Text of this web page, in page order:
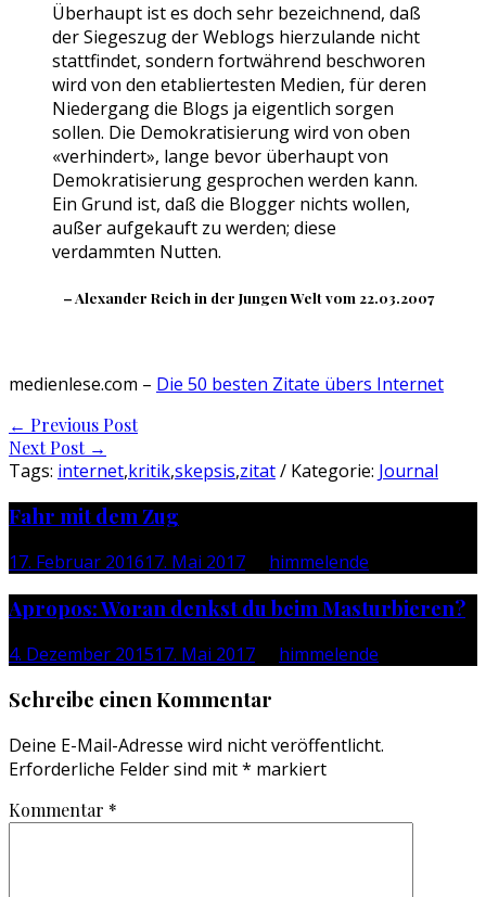
Überhaupt ist es doch sehr bezeichnend, daß
der Siegeszug der Weblogs hierzulande nicht
stattfindet, sondern fortwährend beschworen
wird von den etabliertesten Medien, für deren
Niedergang die Blogs ja eigentlich sorgen
sollen. Die Demokratisierung wird von oben
«verhindert», lange bevor überhaupt von
Demokratisierung gesprochen werden kann.
Ein Grund ist, daß die Blogger nichts wollen,
außer aufgekauft zu werden; diese
verdammten Nutten.
– Alexander Reich in der Jungen Welt vom 22.03.2007
medienlese.com – Die 50 besten Zitate übers Internet
Post
navigation
← Previous Post
Next Post →
Tags: internet,kritik,skepsis,zitat/ Kategorie: Journal
Fahr mit dem Zug
17. Februar 201617. Mai 2017 himmelende
Apropos: Woran denkst du beim Masturbieren?
4. Dezember 201517. Mai 2017 himmelende
Schreibe einen Kommentar
Deine E-Mail-Adresse wird nicht veröffentlicht.
Erforderliche Felder sind mit* markiert
Kommentar *